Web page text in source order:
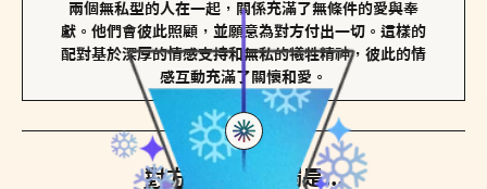
兩個無私型的人在一起，關係充滿了無條件的愛與奉
獻。他們會彼此照顧，並願意為對方付出一切。這樣的
配對基於深厚的情感支持和無私的犧牲精神，彼此的情
感互動充滿了關懷和愛。
對方 的主調蠟燭是...